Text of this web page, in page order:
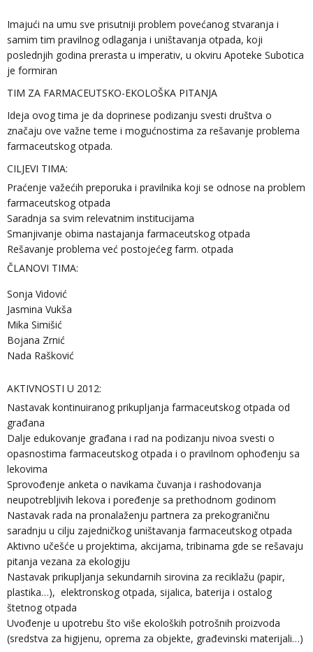
Imajući na umu sve prisutniji problem povećanog stvaranja i
samim tim pravilnog odlaganja i uništavanja otpada, koji
poslednjih godina prerasta u imperativ, u okviru Apoteke Subotica
je formiran
TIM ZA FARMACEUTSKO-EKOLOŠKA PITANJA
Ideja ovog tima je da doprinese podizanju svesti društva o
značaju ove važne teme i mogućnostima za rešavanje problema
farmaceutskog otpada.
CILJEVI TIMA:
Praćenje važećih preporuka i pravilnika koji se odnose na problem
farmaceutskog otpada
Saradnja sa svim relevatnim institucijama
Smanjivanje obima nastajanja farmaceutskog otpada
Rešavanje problema već postojećeg farm. otpada
ČLANOVI TIMA:
Sonja Vidović
Jasmina Vukša
Mika Simišić
Bojana Zrnić
Nada Rašković
AKTIVNOSTI U 2012:
Nastavak kontinuiranog prikupljanja farmaceutskog otpada od
građana
Dalje edukovanje građana i rad na podizanju nivoa svesti o
opasnostima farmaceutskog otpada i o pravilnom ophođenju sa
lekovima
Sprovođenje anketa o navikama čuvanja i rashodovanja
neupotrebljivih lekova i poređenje sa prethodnom godinom
Nastavak rada na pronalaženju partnera za prekograničnu
saradnju u cilju zajedničkog uništavanja farmaceutskog otpada
Aktivno učešće u projektima, akcijama, tribinama gde se rešavaju
pitanja vezana za ekologiju
Nastavak prikupljanja sekundarnih sirovina za reciklažu (papir,
plastika…), elektronskog otpada, sijalica, baterija i ostalog
štetnog otpada
Uvođenje u upotrebu što više ekoloških potrošnih proizvoda
(sredstva za higijenu, oprema za objekte, građevinski materijali…)